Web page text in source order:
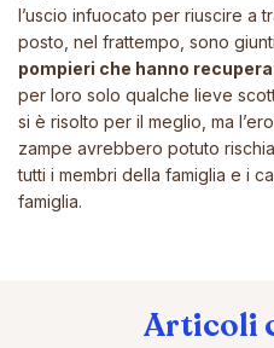
l’uscio infuocato per riuscire a
posto, nel frattempo, sono
pompieri che hanno
per loro solo qualche lieve
si è risolto per il meglio, ma
zampe avrebbero potuto
tutti i membri della famiglia e i
famiglia.
Articoli